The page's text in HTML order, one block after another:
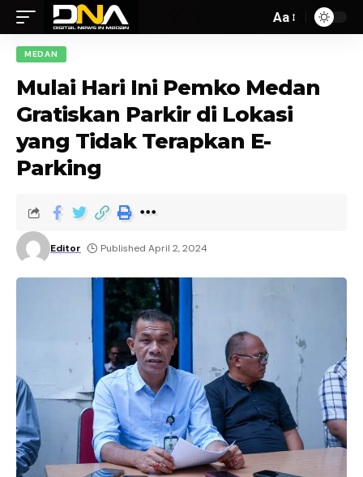
Aa
MEDAN
Mulai Hari Ini Pemko Medan
Gratiskan Parkir di Lokasi
yang Tidak Terapkan E-
Parking
Editor Published April 2, 2024